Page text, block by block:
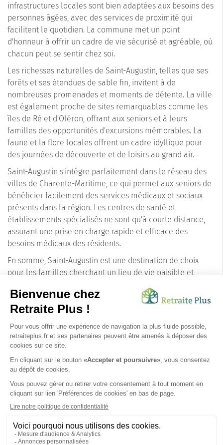
infrastructures locales sont bien adaptées aux besoins des
personnes âgées, avec des services de proximité qui
facilitent le quotidien. La commune met un point
d'honneur à offrir un cadre de vie sécurisé et agréable, où
chacun peut se sentir chez soi.
Les richesses naturelles de Saint-Augustin, telles que ses
forêts et ses étendues de sable fin, invitent à de
nombreuses promenades et moments de détente. La ville
est également proche de sites remarquables comme les
îles de Ré et d'Oléron, offrant aux seniors et à leurs
familles des opportunités d'excursions mémorables. La
faune et la flore locales offrent un cadre idyllique pour
des journées de découverte et de loisirs au grand air.
Saint-Augustin s'intègre parfaitement dans le réseau des
villes de Charente-Maritime, ce qui permet aux seniors de
bénéficier facilement des services médicaux et sociaux
présents dans la région. Les centres de santé et
établissements spécialisés ne sont qu'à courte distance,
assurant une prise en charge rapide et efficace des
besoins médicaux des résidents.
En somme, Saint-Augustin est une destination de choix
pour les familles cherchant un lieu de vie paisible et
l'environnement, la chaleur de l'accueil des habitants et
l'accès facile aux services essentiels en font un endroit
Saint-Augustin, vous offrez à vos proches un cadre de vie
harmonieux, où ils pourront profiter pleinement de leur
retraite en toute sérénité.
SUIVEZ-NOUS SUR :